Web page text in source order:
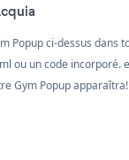
Popup ci-dessus dans
ou un code incorporé.
Gym Popup apparaîtra!